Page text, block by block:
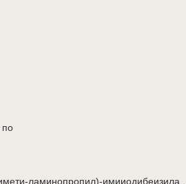
по
ламинопропил)-имииодибеизила.